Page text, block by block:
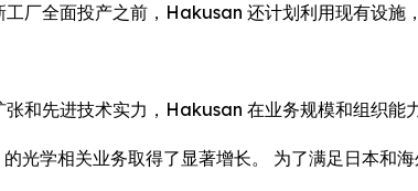
厂全面投产之前，Hakusan 还计划利用现有设施
和先进技术实力，Hakusan 在业务规模和组织能
光学相关业务取得了显著增长。 为了满足日本和